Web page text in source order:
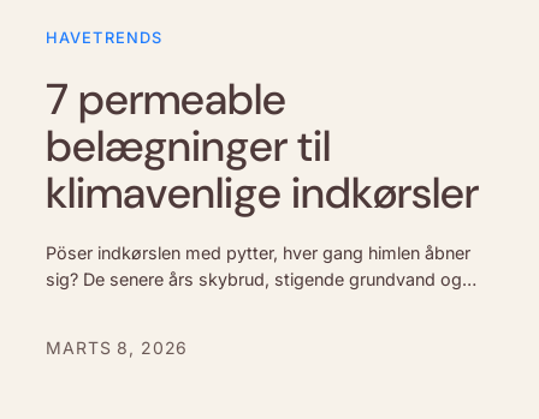
HAVETRENDS
7 permeable
belægninger til
klimavenlige indkørsler
Pöser indkørslen med pytter, hver gang himlen åbner
sig? De senere års skybrud, stigende grundvand og
MARTS 8, 2026